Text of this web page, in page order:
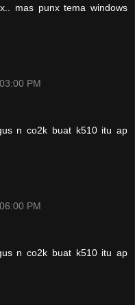
mas punx tema windows
PM
n co2k buat k510 itu ap
PM
n co2k buat k510 itu ap